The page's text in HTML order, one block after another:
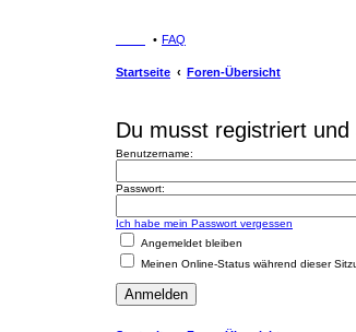
FAQ
Startseite Foren-Übersicht
Du musst registriert
Benutzername:
Passwort:
Ich habe mein Passwort vergessen
Angemeldet bleiben
Meinen Online-Status während dieser